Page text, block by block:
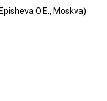
O.E., Moskva)